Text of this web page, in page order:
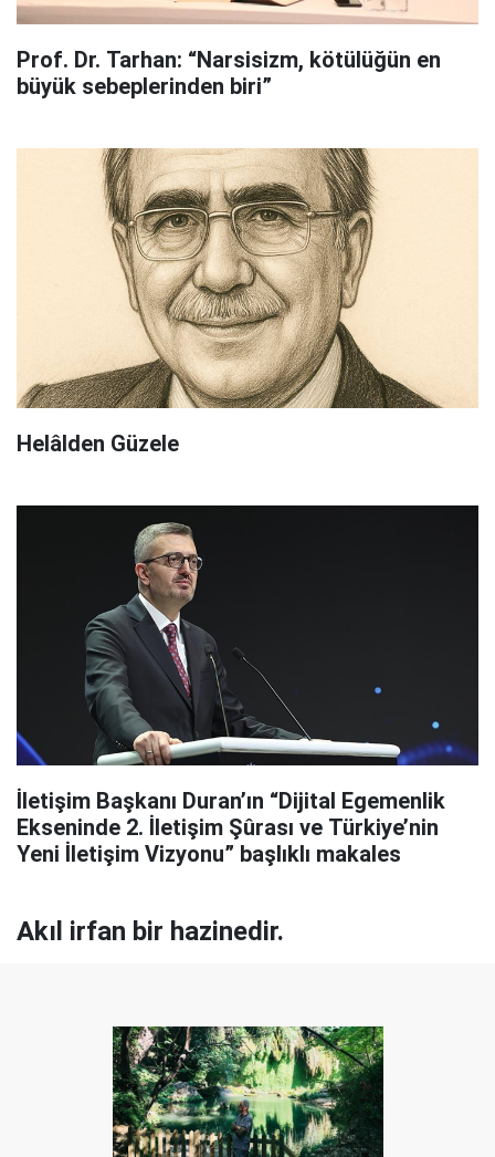
Prof. Dr. Tarhan: “Narsisizm, kötülüğün en
büyük sebeplerinden biri”
Helâlden Güzele
İletişim Başkanı Duran’ın “Dijital Egemenlik
Ekseninde 2. İletişim Şûrası ve Türkiye’nin
Yeni İletişim Vizyonu” başlıklı makales
Akıl irfan bir hazinedir.